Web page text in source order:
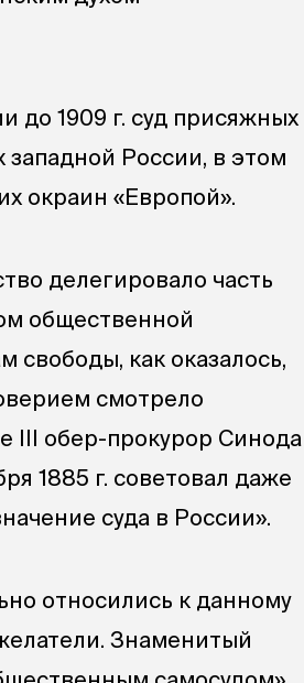
до 1909 г. суд присяжных
России, в этом
окраин «Европой».
делегировало часть
общественной
свободы, как оказалось,
смотрело
III обер-прокурор Синода
1885 г. советовал даже
суда в России».
относились к данному
Знаменитый